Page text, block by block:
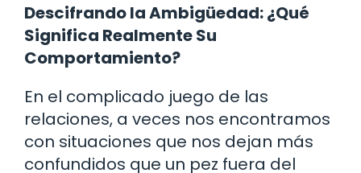
Descifrando la Ambigüedad: ¿Qué
Significa Realmente Su
Comportamiento?
En el complicado juego de las
relaciones, a veces nos encontramos
con situaciones que nos dejan más
confundidos que un pez fuera del